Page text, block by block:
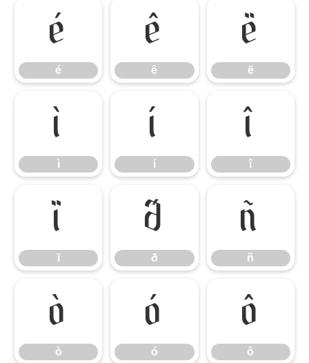
é
é
ê
ê
ë
ë
ì
ì
í
í
î
î
ï
ï
ð
ð
ñ
ñ
ò
ò
ó
ó
ô
ô